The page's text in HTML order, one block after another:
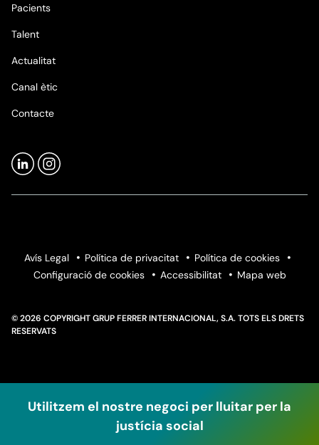
Pacients
Talent
Actualitat
Canal ètic
Contacte
Avís Legal Política de privacitat
Política de cookies
Configuració de cookies
Accessibilitat Mapa web
© 2026 COPYRIGHT GRUP FERRER INTERNACIONAL, S.A. TOTS ELS DRETS
RESERVATS
Utilitzem el nostre negoci per lluitar per la
justícia social